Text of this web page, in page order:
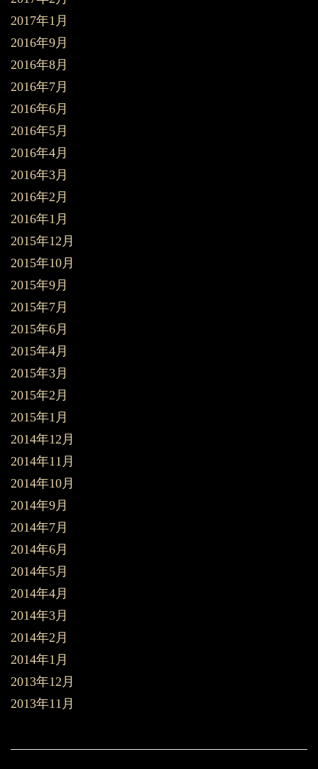
2017年1月
2016年9月
2016年8月
2016年7月
2016年6月
2016年5月
2016年4月
2016年3月
2016年2月
2016年1月
2015年12月
2015年10月
2015年9月
2015年7月
2015年6月
2015年4月
2015年3月
2015年2月
2015年1月
2014年12月
2014年11月
2014年10月
2014年9月
2014年7月
2014年6月
2014年5月
2014年4月
2014年3月
2014年2月
2014年1月
2013年12月
2013年11月